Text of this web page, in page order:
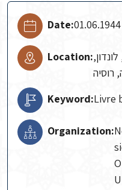
Date:01.06.1944
Location:
רוסיה
Keyword:Livre
Organization: